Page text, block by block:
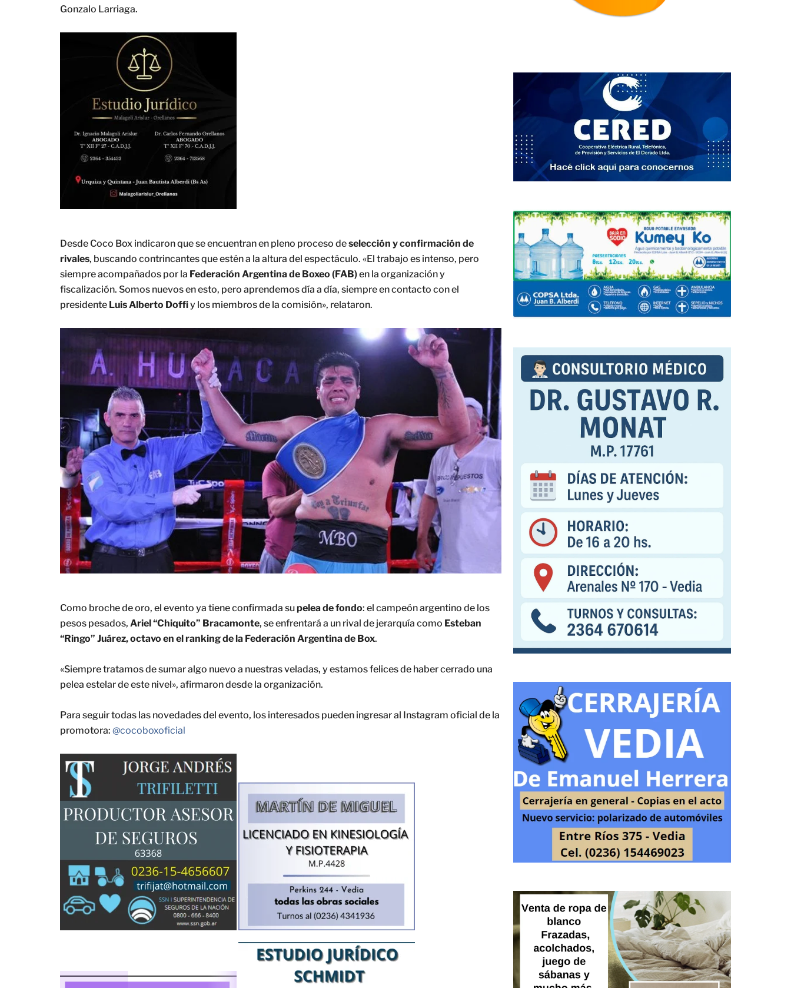
Gonzalo Larriaga.
Desde Coco Box indicaron que se encuentran en pleno proceso deselección y confirmación de
rivales, buscando contrincantes que estén a la altura del espectáculo. «El trabajo es intenso, pero
siempre acompañados por la Federación Argentina de Boxeo (FAB)en la organización y
fiscalización. Somos nuevos en esto, pero aprendemos día a día, siempre en contacto con el
presidente Luis Alberto Doffiy los miembros de la comisión», relataron.
Como broche de oro, el evento ya tiene confirmada supelea de fondo: el campeón argentino de los
pesos pesados, Ariel “Chiquito” Bracamonte, se enfrentará a un rival de jerarquía como Esteban
“Ringo” Juárez, octavo en el ranking de la Federación Argentina de Box.
«Siempre tratamos de sumar algo nuevo a nuestras veladas, y estamos felices de haber cerrado una
pelea estelar de este nivel», afirmaron desde la organización.
Para seguir todas las novedades del evento, los interesados pueden ingresar al Instagram oficial de la
promotora: @cocoboxoficial